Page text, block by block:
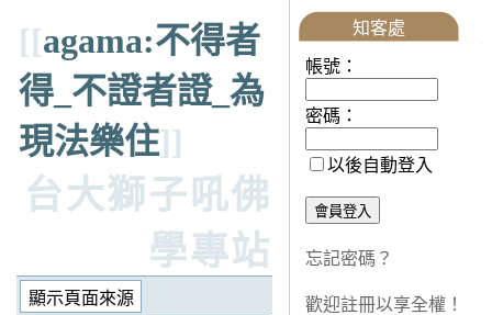
[[agama:不得者
得_不證者證_為
現法樂住]]
台大獅子吼佛
學專站
知客處
帳號：
密碼：
以後自動登入
忘記密碼？
歡迎註冊以享全權！